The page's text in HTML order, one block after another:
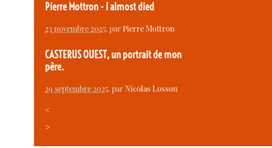
Pierre Mottron - I almost died
23 novembre 2025, parPierre Mottron
CASTERUS OUEST, un portrait de mon
père.
29 septembre 2025, parNicolas Losson
<
>